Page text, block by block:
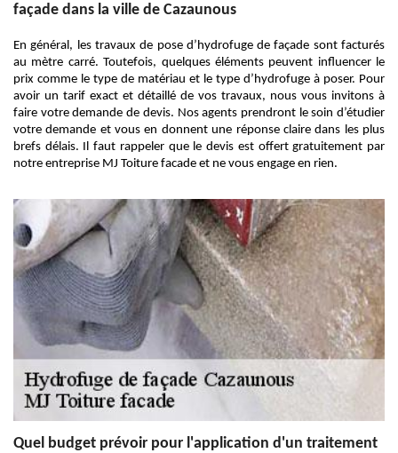
façade dans la ville de Cazaunous
En général, les travaux de pose d’hydrofuge de façade sont facturés
au mètre carré. Toutefois, quelques éléments peuvent influencer le
prix comme le type de matériau et le type d’hydrofuge à poser. Pour
avoir un tarif exact et détaillé de vos travaux, nous vous invitons à
faire votre demande de devis. Nos agents prendront le soin d’étudier
votre demande et vous en donnent une réponse claire dans les plus
brefs délais. Il faut rappeler que le devis est offert gratuitement par
notre entreprise MJ Toiture facade et ne vous engage en rien.
Quel budget prévoir pour l'application d'un traitement